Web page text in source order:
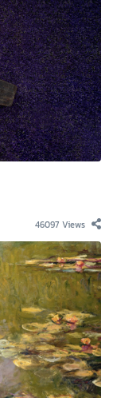
46097 Views